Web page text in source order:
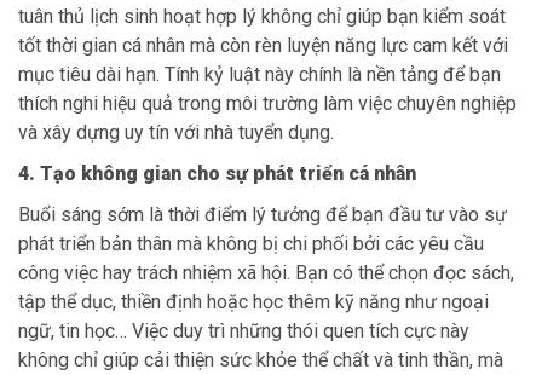
tuân thủ lịch sinh hoạt hợp lý không chỉ giúp bạn kiểm soát
tốt thời gian cá nhân mà còn rèn luyện năng lực cam kết với
mục tiêu dài hạn. Tính kỷ luật này chính là nền tảng để bạn
thích nghi hiệu quả trong môi trường làm việc chuyên nghiệp
và xây dựng uy tín với nhà tuyển dụng.
4. Tạo không gian cho sự phát triển cá nhân
Buổi sáng sớm là thời điểm lý tưởng để bạn đầu tư vào sự
phát triển bản thân mà không bị chi phối bởi các yêu cầu
công việc hay trách nhiệm xã hội. Bạn có thể chọn đọc sách,
tập thể dục, thiền định hoặc học thêm kỹ năng như ngoại
ngữ, tin học… Việc duy trì những thói quen tích cực này
không chỉ giúp cải thiện sức khỏe thể chất và tinh thần, mà